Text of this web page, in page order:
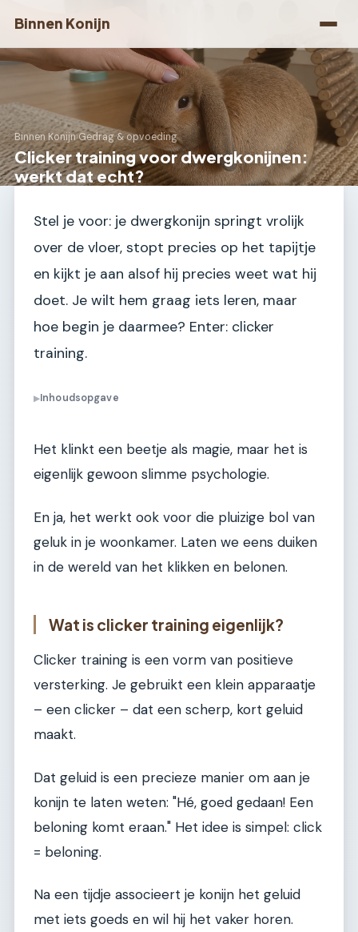
Binnen Konijn
Binnen Konijn›Gedrag & opvoeding
Clicker training voor dwergkonijnen:
werkt dat echt?
Stel je voor: je dwergkonijn springt vrolijk
over de vloer, stopt precies op het tapijtje
en kijkt je aan alsof hij precies weet wat hij
doet. Je wilt hem graag iets leren, maar
hoe begin je daarmee? Enter: clicker
training.
▶Inhoudsopgave
Het klinkt een beetje als magie, maar het is
eigenlijk gewoon slimme psychologie.
En ja, het werkt ook voor die pluizige bol van
geluk in je woonkamer. Laten we eens duiken
in de wereld van het klikken en belonen.
Wat is clicker training eigenlijk?
Clicker training is een vorm van positieve
versterking. Je gebruikt een klein apparaatje
– een clicker – dat een scherp, kort geluid
maakt.
Dat geluid is een precieze manier om aan je
konijn te laten weten: "Hé, goed gedaan! Een
beloning komt eraan." Het idee is simpel: click
= beloning.
Na een tijdje associeert je konijn het geluid
met iets goeds en wil hij het vaker horen.